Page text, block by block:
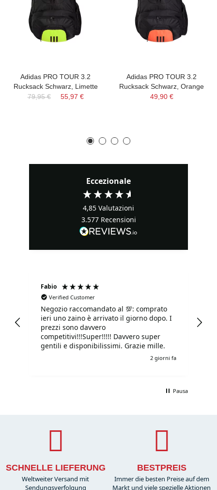
Adidas PRO TOUR 3.2
Rucksack Schwarz, Limette
79,95 €
55,97 €
Adidas PRO TOUR 3.2
Rucksack Schwarz, Orange
49,90 €
Eccezionale
4,85 Valutazioni
3.577 Recensioni
Fabio
Verified Customer
Negozio raccomandato al 💯: comprato
ieri uno zaino è arrivato il giorno dopo. I
prezzi sono davvero
competitivi!!!Super!!!!! Davvero super
gentili e disponibilissimi. Grazie mille.
2 giorni fa
Pausa
SCHNELLE LIEFERUNG
Weltweiter Versand mit
Sendungsverfolgung
BESTPREIS
Immer die besten Preise auf dem
Markt und viele spezielle Aktionen